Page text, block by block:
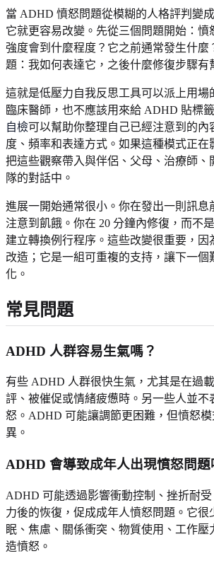
當 ADHD 憤怒問題從模糊的人格評判變
它就更容易改變。先從三個問題開始：憤
強度會到什麼程度？它之前通常發生什麼
題：我如何表達它，之後什麼修復步驟有
這就是低壓力自我反思工具可以派上用場
臨床醫師，也不應該用來給 ADHD 貼標
自檢可以幫助你整理自己已經注意到的內
度、頻率和表達方式。如果這種模式正在
把這些觀察帶入與伴侶、父母、治療師、
隊的對話中。
進展一開始通常很小。你在發出一則訊息
注意到飢餓。你在 20 分鐘內修復，而不
建立轉換例行程序。這些改變很重要，因
改造；它是一組可重複的支持，讓下一個
化。
常見問題
ADHD 人群容易生氣嗎？
有些 ADHD 人群很快生氣，尤其是在過
評、被催促或情緒疲憊時。另一些人並不
怒。ADHD 可能讓調節更困難，但憤怒
異。
ADHD 會導致成年人出現憤怒問題
ADHD 可能透過影響衝動控制、挫折耐
力後的恢復，促成成年人憤怒問題。它很
眠、焦慮、關係衝突、物質使用、工作壓
造憤怒。